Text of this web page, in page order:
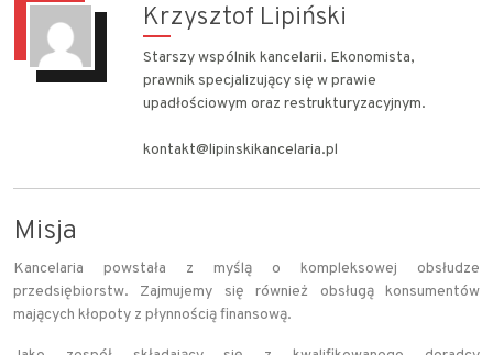
Krzysztof Lipiński
Starszy wspólnik kancelarii. Ekonomista,
prawnik specjalizujący się w prawie
upadłościowym oraz restrukturyzacyjnym.
kontakt@lipinskikancelaria.pl
Misja
Kancelaria powstała z myślą o kompleksowej obsłudze
przedsiębiorstw. Zajmujemy się również obsługą konsumentów
mających kłopoty z płynnością finansową.